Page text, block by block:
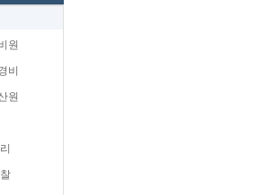
원
비
원